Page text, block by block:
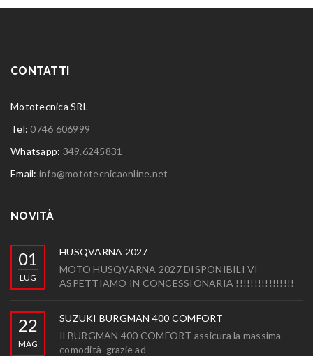
CONTATTI
Mototecnica SRL
Tel:0746 606999
Whatsapp: 349.6245831
Email: info@mototecnicaonline.net
NOVITÀ
01
LUG
HUSQVARNA 2027
MOTO HUSQVARNA 2027 DISPONIBILI VI
ASPETTIAMO IN CONCESSIONARIA !!!!!!!!!!!!!!!!
22
MAG
SUZUKI BURGMAN 400 COMFORT
Il BURGMAN 400 COMFORT assicura la massima
comodità grazie ad